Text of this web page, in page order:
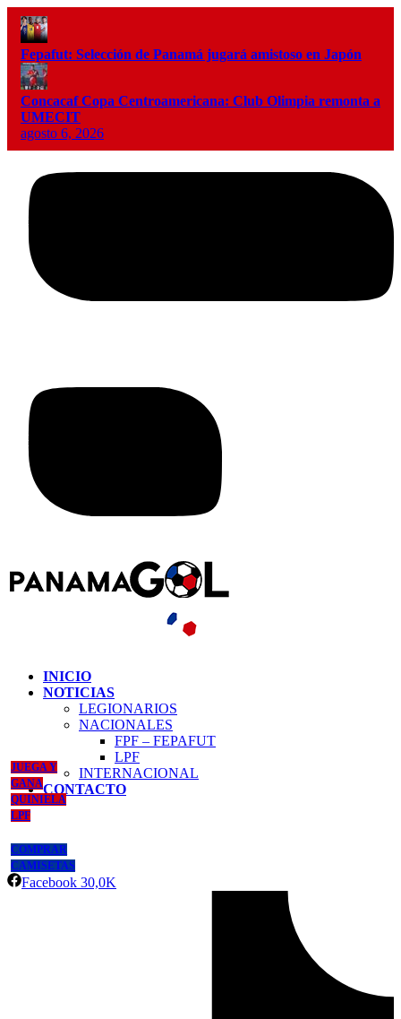
Fepafut: Selección de Panamá jugará amistoso en Japón
Concacaf Copa Centroamericana: Club Olimpia remonta a
UMECIT
agosto 6, 2026
INICIO
NOTICIAS
LEGIONARIOS
NACIONALES
FPF – FEPAFUT
LPF
INTERNACIONAL
CONTACTO
JUEGA Y
GANA
QUINIELA
LPF
COMPRAR
CAMISETAS
Facebook 30,0K